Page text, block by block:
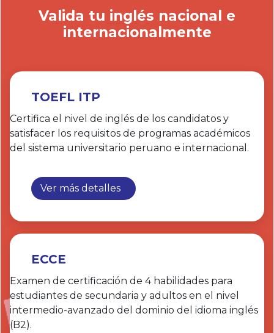
Valida tu inglés nacional e
internacionalmente
TOEFL ITP
Certifica el nivel de inglés de los candidatos y
satisfacer los requisitos de programas académicos
del sistema universitario peruano e internacional.
Ver más detalles
ECCE
Examen de certificación de 4 habilidades para
estudiantes de secundaria y adultos en el nivel
intermedio-avanzado del dominio del idioma inglés
(B2).